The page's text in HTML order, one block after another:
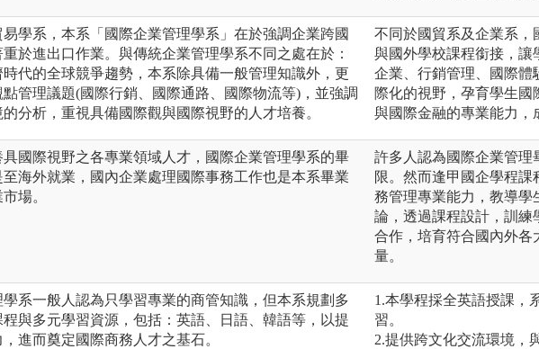
學系，本系「國際企業管理學系」在於強調企業跨國
於進出口作業。與傳統企業管理學系不同之處在於：
時代的全球競爭趨勢，本系除具備一般管理知識外，更
管理議題(國際行銷、國際通路、國際物流等)，並強調
分析，重視具備國際觀與國際視野的人才培養。
不同於國貿系及企業系，
與國外學校課程銜接，讓
企業、行銷管理、國際體
際化的視野，孕育學生
與國際金融的專業能力，
國際視野之各專業領域人才，國際企業管理學系的畢
海外就業，國內企業處理國際事務工作也是本系畢業
場。
許多人認為國際企業管理
限。然而逢甲國企學程
務管理專業能力，教導學
論，透過課程設計，訓練
合作，培育符合國內外各
量。
學系一般人認為只學習專業的商管知識，但本系規劃多
程與多元學習資源，包括：英語、日語、韓語等，以提
進而奠定國際商務人才之基石。
1.本學程採全英語授課，
習。
2.提供跨文化交流環境，